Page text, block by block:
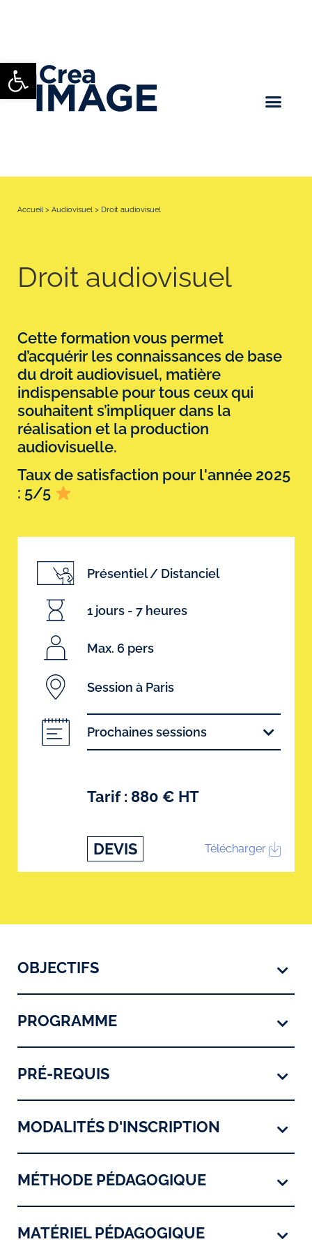
Ouvrir la barre d’outils
Accueil > Audiovisuel > Droit audiovisuel
Droit audiovisuel
Cette formation vous permet
d’acquérir les connaissances de base
du droit audiovisuel, matière
indispensable pour tous ceux qui
souhaitent s’impliquer dans la
réalisation et la production
audiovisuelle.
Taux de satisfaction pour l'année 2025
: 5/5
Présentiel / Distanciel
1 jours - 7 heures
Max. 6 pers
Session à Paris
Prochaines sessions
Tarif : 880 € HT
DEVIS Télécharger
OBJECTIFS
PROGRAMME
PRÉ-REQUIS
MODALITÉS D'INSCRIPTION
MÉTHODE PÉDAGOGIQUE
MATÉRIEL PÉDAGOGIQUE